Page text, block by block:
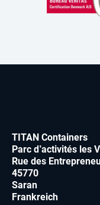
TITAN Containers
Parc d’activités les
Rue des
45770
Saran
Frankreich